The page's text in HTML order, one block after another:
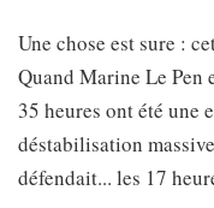
Une chose est sure :
Quand Marine Le
35 heures ont été une
déstabilisation
défendait... les 17